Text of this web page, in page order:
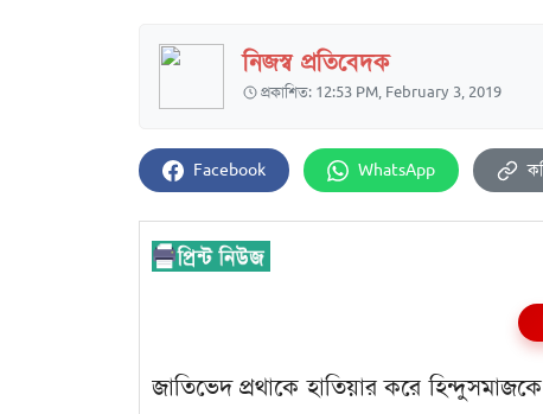
নিজস্ব প্রতিবেদক
প্রকাশিত: 12:53 PM, February 3, 2019
Facebook WhatsApp
জাতিভেদ প্রথাকে হাতিয়ার করে